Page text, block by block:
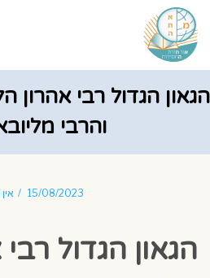
הגאון הגדול רבי אהרון
והרבי
15/08/2023
הגאון הגדול רבי